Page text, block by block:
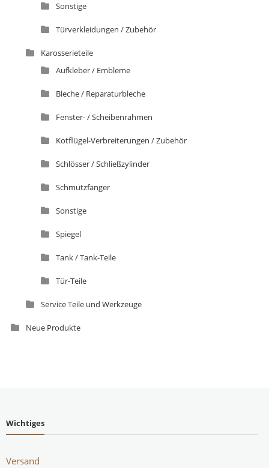
Sonstige
Türverkleidungen / Zubehör
Karosserieteile
Aufkleber / Embleme
Bleche / Reparaturbleche
Fenster- / Scheibenrahmen
Kotflügel-Verbreiterungen / Zubehör
Schlösser / Schließzylinder
Schmutzfänger
Sonstige
Spiegel
Tank / Tank-Teile
Tür-Teile
Service Teile und Werkzeuge
Neue Produkte
Wichtiges
Versand